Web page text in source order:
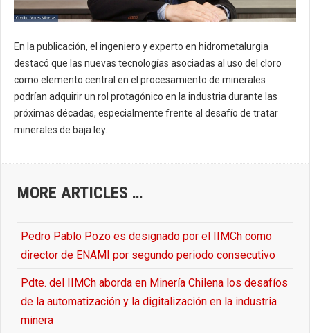
En la publicación, el ingeniero y experto en hidrometalurgia
destacó que las nuevas tecnologías asociadas al uso del cloro
como elemento central en el procesamiento de minerales
podrían adquirir un rol protagónico en la industria durante las
próximas décadas, especialmente frente al desafío de tratar
minerales de baja ley.
MORE ARTICLES …
Pedro Pablo Pozo es designado por el IIMCh como
director de ENAMI por segundo periodo consecutivo
Pdte. del IIMCh aborda en Minería Chilena los desafíos
de la automatización y la digitalización en la industria
minera